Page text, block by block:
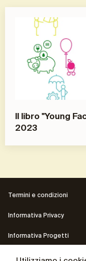
ll libro "Young
2023
Termini e condizioni
Informativa Privacy
Informativa Progetti